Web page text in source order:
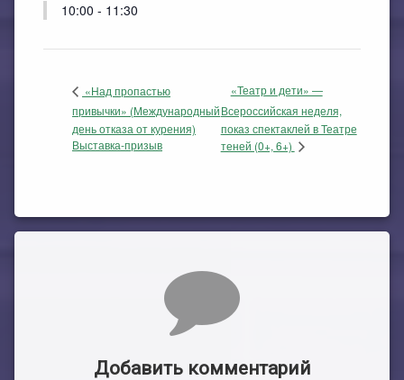
10:00 - 11:30
«Над пропастью
привычки» (Международный
день отказа от курения)
Выставка-призыв
«Театр и дети» —
Всероссийская неделя,
показ спектаклей в Театре
теней (0+, 6+)
Добавить комментарий